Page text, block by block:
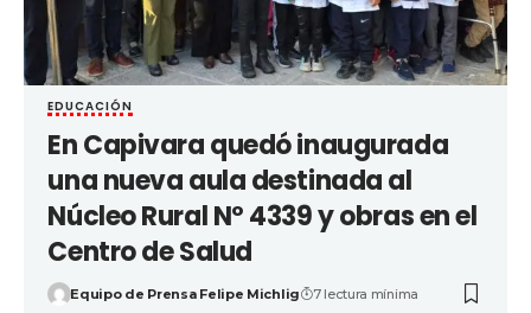
EDUCACIÓN
En Capivara quedó inaugurada
una nueva aula destinada al
Núcleo Rural Nº 4339 y obras en el
Centro de Salud
Equipo de Prensa Felipe Michlig 7 lectura mínima